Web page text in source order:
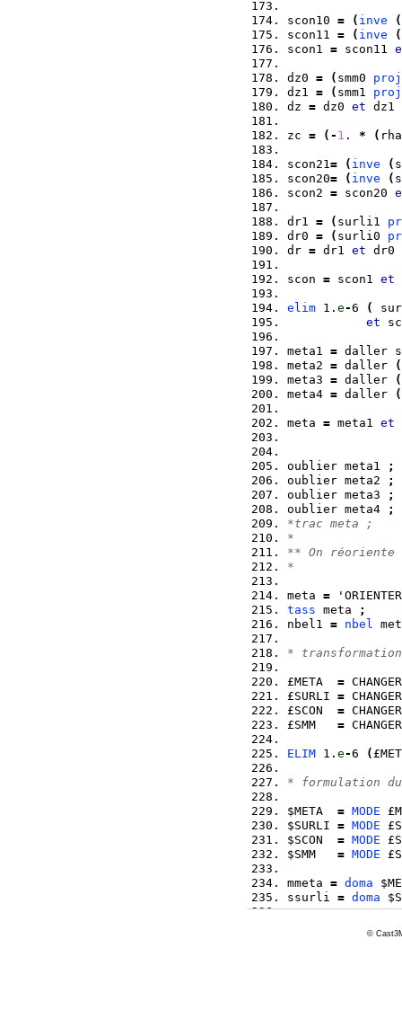
scon10 = ( inve
(
scon11 = ( inve
(
scon1 = scon11
dz0 = ( smm0 proj
dz1 = ( smm1 proj
dz = dz0 et dz1
zc = ( - 1 . * (
scon21= ( inve (
scon20= ( inve (
scon2 = scon20
dr1 = ( surli1
dr0 = ( surli0
dr = dr1 et dr0
scon = scon1 et
elim 1. e-6 (
et
meta1 = daller
meta2 = daller
(
meta3 = daller
(
meta4 = daller (
meta = meta1 et
oublier meta1
;
oublier meta2
;
oublier meta3
;
oublier meta4
;
*trac meta ;
*
** On réoriente
*
meta =
tass meta
;
nbel1 = nbel
* transformation
£META =
£SURLI =
£SCON =
£SMM =
ELIM 1. e-6 (
* formulation du
$META = MODE
$SURLI = MODE
$SCON = MODE
$SMM = MODE
mmeta = doma
ssurli = doma
©